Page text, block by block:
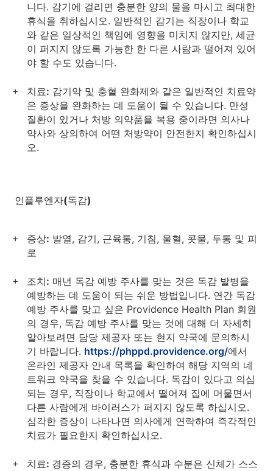
니다. 감기에 걸리면 충분한 양의 물을 마시고 최대한
휴식을 취하십시오. 일반적인 감기는 직장이나 학교
와 같은 일상적인 책임에 영향을 미치지 않지만, 세균
이 퍼지지 않도록 가능한 한 다른 사람과 떨어져 있어
야 할 수도 있습니다.
치료: 감기악 및 충혈 완화제와 같은 일반적인 치료약
은 증상을 완화하는 데 도움이 될 수 있습니다. 만성
질환이 있거나 처방 의약품을 복용 중이라면 의사나
약사와 상의하여 어떤 처방약이 안전한지 확인하십시
오.
인플루엔자(독감)
증상: 발열, 감기, 근육통, 기침, 울혈, 콧물, 두통 및 피
로
조치: 매년 독감 예방 주사를 맞는 것은 독감 발병을
예방하는 데 도움이 되는 쉬운 방법입니다. 연간 독감
예방 주사를 맞고 싶은 Providence Health Plan 회원
의 경우, 독감 예방 주사를 맞는 것에 대해 더 자세히
알아보려면 담당 제공자 또는 현지 약국에 문의하시
기 바랍니다. https://phppd.providence.org/에서
온라인 제공자 안내 목록을 확인하여 해당 지역의 네
트워크 약국을 찾을 수 있습니다. 독감이 있다고 의심
되는 경우, 직장이나 학교에서 떨어져 집에 머물면서
다른 사람에게 바이러스가 퍼지지 않도록 하십시오.
심각한 증상이 나타나면 의사에게 연락하여 즉각적인
치료가 필요한지 확인하십시오.
치료: 경증의 경우, 충분한 휴식과 수분은 신체가 스스